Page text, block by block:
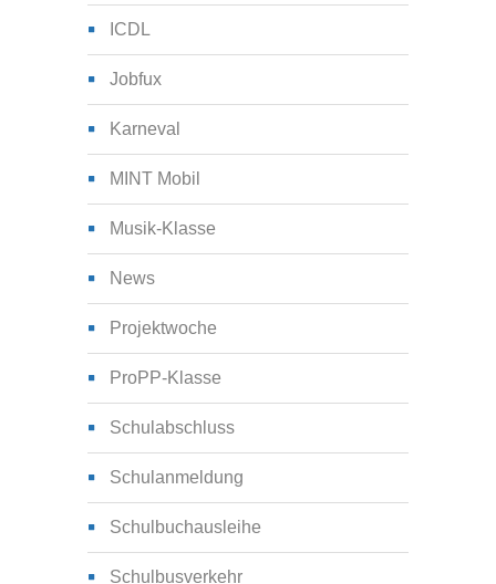
ICDL
Jobfux
Karneval
MINT Mobil
Musik-Klasse
News
Projektwoche
ProPP-Klasse
Schulabschluss
Schulanmeldung
Schulbuchausleihe
Schulbusverkehr